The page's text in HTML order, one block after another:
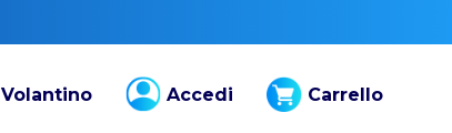
Volantino Accedi Carrello